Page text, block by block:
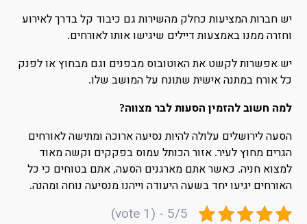
יש חברות המציעות כחלק מהשירות גם כיבוד קל בדרך לאירוע
וחזרה ממנו באמצעות דיילים שיגישו אותו לאורחים.
יש אפשרות לקשט את האוטובוס מבפנים וגם מבחוץ או לפנק
כל אורח במתנה אישית שתונח על המושב שלו.
למה חשוב להזמין הסעות לבר מצווה?
הסעה לירושלים עלולה להיות נסיעה ארוכה ומתישה לאורחים
הגרים מחוץ לעיר.אזור הכותל עמוס בפקקים וקשה מאוד
למצוא חניה.כאשר אתם מארגנים הסעה,אתם בטוחים כי כל
האורחים יגיעו יחד בשעה היעודה וייהנו מנסיעה נוחה ומהנה.
5/5 - (1 vote)